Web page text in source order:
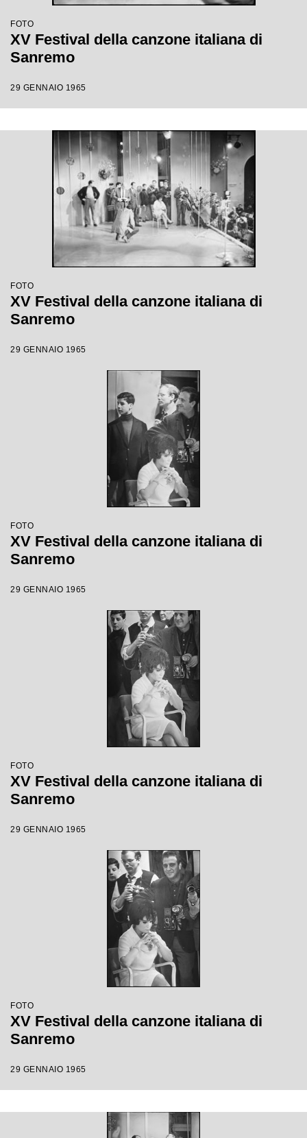
FOTO
XV Festival della canzone italiana di
Sanremo
29 GENNAIO 1965
FOTO
XV Festival della canzone italiana di
Sanremo
29 GENNAIO 1965
FOTO
XV Festival della canzone italiana di
Sanremo
29 GENNAIO 1965
FOTO
XV Festival della canzone italiana di
Sanremo
29 GENNAIO 1965
FOTO
XV Festival della canzone italiana di
Sanremo
29 GENNAIO 1965